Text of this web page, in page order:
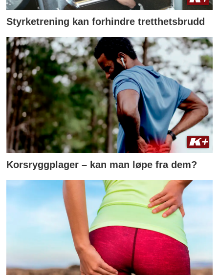
Styrketrening kan forhindre tretthetsbrudd
Korsryggplager – kan man løpe fra dem?